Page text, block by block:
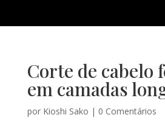
Corte de cabelo
em camadas
por Kioshi Sako | 0 Comentários